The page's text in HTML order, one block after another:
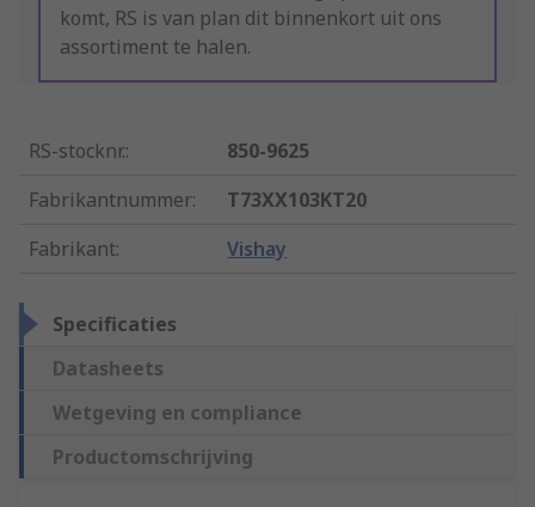
komt, RS is van plan dit binnenkort uit ons
assortiment te halen.
RS-stocknr.:
850-9625
Fabrikantnummer:
T73XX103KT20
Fabrikant: Vishay
Specificaties
Datasheets
Wetgeving en compliance
Productomschrijving